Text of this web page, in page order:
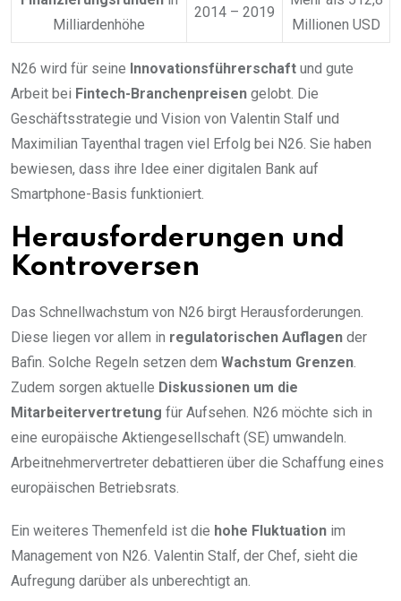
Milliardenhöhe
2014 – 2019
Millionen USD
N26 wird für seine Innovationsführerschaft und gute
Arbeit bei Fintech-Branchenpreisen gelobt. Die
Geschäftsstrategie und Vision von Valentin Stalf und
Maximilian Tayenthal tragen viel Erfolg bei N26. Sie haben
bewiesen, dass ihre Idee einer digitalen Bank auf
Smartphone-Basis funktioniert.
Herausforderungen und
Kontroversen
Das Schnellwachstum von N26 birgt Herausforderungen.
Diese liegen vor allem in regulatorischen Auflagen der
Bafin. Solche Regeln setzen dem Wachstum Grenzen.
Zudem sorgen aktuelle Diskussionen um die
Mitarbeitervertretung für Aufsehen. N26 möchte sich in
eine europäische Aktiengesellschaft (SE) umwandeln.
Arbeitnehmervertreter debattieren über die Schaffung eines
europäischen Betriebsrats.
Ein weiteres Themenfeld ist die hohe Fluktuation im
Management von N26. Valentin Stalf, der Chef, sieht die
Aufregung darüber als unberechtigt an.